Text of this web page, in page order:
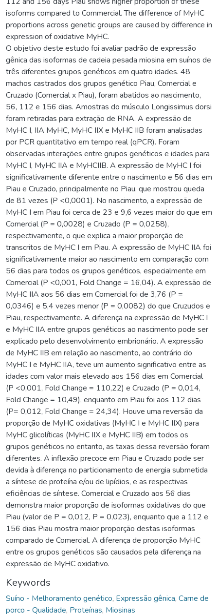
isoforms compared to Commercial. The difference of MyHC
proportions across genetic groups are caused by difference in
expression of oxidative MyHC.
O objetivo deste estudo foi avaliar padrão de expressão
gênica das isoformas de cadeia pesada miosina em suínos de
três diferentes grupos genéticos em quatro idades. 48
machos castrados dos grupos genético Piau, Comercial e
Cruzado (Comercial x Piau), foram abatidos ao nascimento,
56, 112 e 156 dias. Amostras do músculo Longissimus dorsi
foram retiradas para extração de RNA. A expressão de
MyHC I, IIA MyHC, MyHC IIX e MyHC IIB foram analisadas
por PCR quantitativo em tempo real (qPCR). Foram
observadas interações entre grupos genéticos e idades para
MyHC I, MyHC IIA e MyHCIIB. A expressão de MyHC I foi
significativamente diferente entre o nascimento e 56 dias em
Piau e Cruzado, principalmente no Piau, que mostrou queda
de 81 vezes (P <0,0001). No nascimento, a expressão de
MyHC I em Piau foi cerca de 23 e 9,6 vezes maior do que em
Comercial (P = 0,0028) e Cruzado (P = 0,0258),
respectivamente, o que explica a maior proporção de
transcritos de MyHC I em Piau. A expressão de MyHC IIA foi
significativamente maior ao nascimento em comparação com
56 dias para todos os grupos genéticos, especialmente em
Comercial (P <0,001, Fold Change = 16,04). A expressão de
MyHC IIA aos 56 dias em Comercial foi de 3,76 (P =
0,0346) e 5,4 vezes menor (P = 0,0082) do que Cruzudos e
Piau, respectivamente. A diferença na expressão de MyHC I
e MyHC IIA entre grupos genéticos ao nascimento pode ser
explicado pelo desenvolvimento embrionário. A expressão
de MyHC IIB em relação ao nascimento, ao contrário do
MyHC I e MyHC IIA, teve um aumento significativo entre as
idades com valor mais elevado aos 156 dias em Comercial
(P <0,001, Fold Change = 110,22) e Cruzado (P = 0,014,
Fold Change = 10,49), enquanto em Piau foi aos 112 dias
(P= 0,012, Fold Change = 24,34). Houve uma reversão da
proporção de MyHC oxidativas (MyHC I e MyHC IIX) para
MyHC glicolíticas (MyHC IIX e MyHC IIB) em todos os
grupos genéticos no entanto, as taxas dessa reversão foram
diferentes. A inflexão precoce em Piau e Cruzado pode ser
devida à diferença no particionamento de energia submetida
a síntese de proteína e/ou de lipídios, e as respectivas
eficiências de síntese. Comercial e Cruzado aos 56 dias
demonstra maior proporção de isoformas oxidativas do que
Piau (valor de P = 0,012, P = 0,023), enquanto que a 112 e
156 dias Piau mostra maior proporção destas isoformas
comparado de Comercial. A diferença de proporção MyHC
entre os grupos genéticos são causados pela diferença na
expressão de MyHC oxidativo.
Keywords
Suíno - Melhoramento genético, Expressão gênica, Carne de
porco - Qualidade, Proteínas, Miosinas